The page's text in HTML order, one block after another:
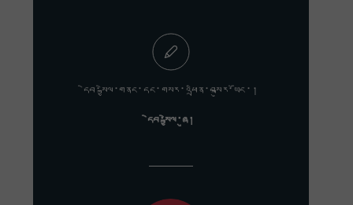
དེབ་སྐྱེལ་གནང་དང་གསར་འཕྲིན་བསྐུར་ཡོང་།
དེབ་སྐྱེལ་ཞུ།